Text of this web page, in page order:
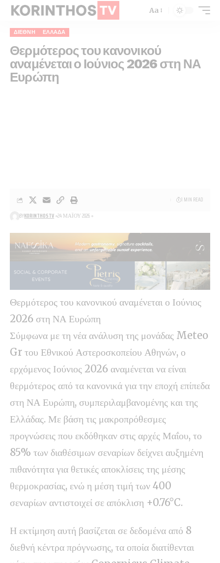
Aa
ΔΙΕΘΝΉ ΕΛΛΆΔΑ
Θερμότερος του κανονικού
αναμένεται ο Ιούνιος 2026 στη ΝΑ
Ευρώπη
BYKORINTHOSTV 24 ΜΑΪ́ΟΥ 2026
1 MIN READ
Θερμότερος του κανονικού αναμένεται ο Ιούνιος
2026 στη ΝΑ Ευρώπη
Σύμφωνα με τη νέα ανάλυση της μονάδας Meteo
Gr του Εθνικού Αστεροσκοπείου Αθηνών, ο
ερχόμενος Ιούνιος 2026 αναμένεται να είναι
θερμότερος από τα κανονικά για την εποχή επίπεδα
στη ΝΑ Ευρώπη, συμπεριλαμβανομένης και της
Ελλάδας. Με βάση τις μακροπρόθεσμες
προγνώσεις που εκδόθηκαν στις αρχές Μαΐου, το
85% των διαθέσιμων σεναρίων δείχνει αυξημένη
πιθανότητα για θετικές αποκλίσεις της μέσης
θερμοκρασίας, ενώ η μέση τιμή των 400
σεναρίων αντιστοιχεί σε απόκλιση +0.76°C.
Η εκτίμηση αυτή βασίζεται σε δεδομένα από 8
διεθνή κέντρα πρόγνωσης, τα οποία διατίθενται